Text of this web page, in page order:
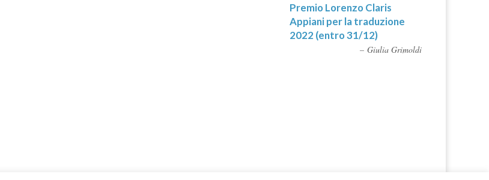
Premio Lorenzo Claris
Appiani per la traduzione
2022 (entro 31/12)
Giulia Grimoldi